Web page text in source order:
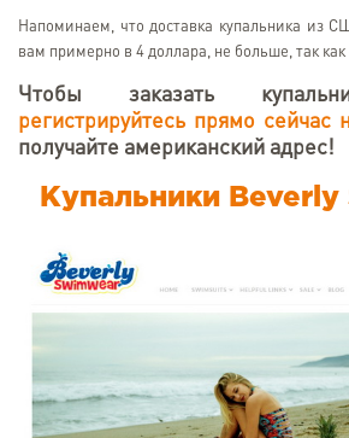
Напоминаем, что доставка купальника из
вам примерно в 4 доллара, не больше, так
Чтобы заказать
регистрируйтесь прямо сейчас
получайте американский адрес!
Купальники